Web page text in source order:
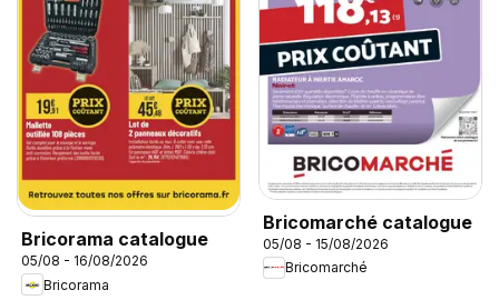
Bricorama catalogue
05/08 - 16/08/2026
Bricorama
Bricomarché catalogue
05/08 - 15/08/2026
Bricomarché